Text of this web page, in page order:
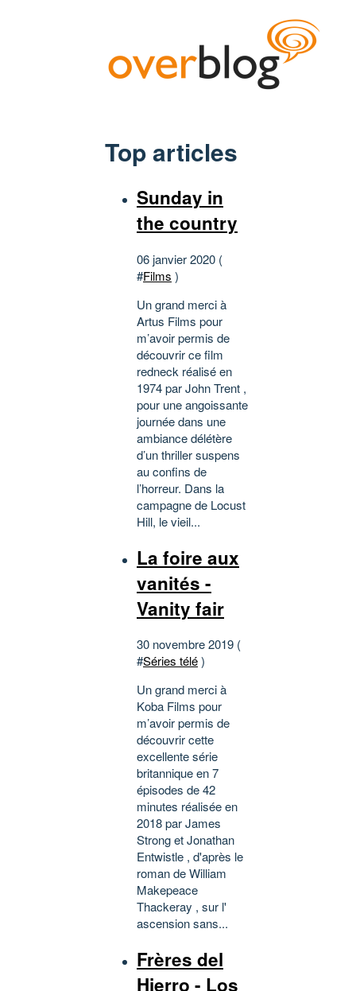
Top articles
Sunday in
the country
06 janvier 2020 (
#Films )
Un grand merci à
Artus Films pour
m’avoir permis de
découvrir ce film
redneck réalisé en
1974 par John Trent ,
pour une angoissante
journée dans une
ambiance délétère
d’un thriller suspens
au confins de
l’horreur. Dans la
campagne de Locust
Hill, le vieil...
La foire aux
vanités -
Vanity fair
30 novembre 2019 (
#Séries télé)
Un grand merci à
Koba Films pour
m’avoir permis de
découvrir cette
excellente série
britannique en 7
épisodes de 42
minutes réalisée en
2018 par James
Strong et Jonathan
Entwistle , d'après le
roman de William
Makepeace
Thackeray , sur l'
ascension sans...
Frères del
Hierro - Los